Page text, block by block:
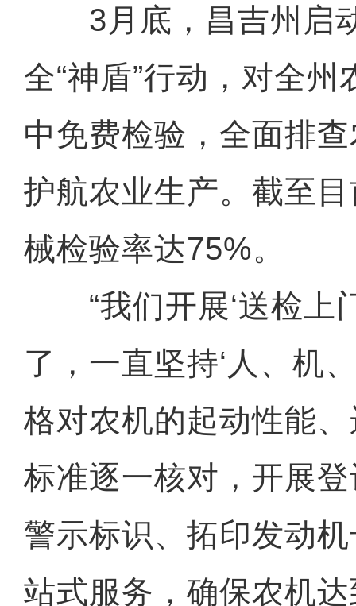
3月底，昌吉州启
全“神盾”行动，对全
中免费检验，全面排
护航农业生产。截至
械检验率达75%。
“我们开展‘送检上
了，一直坚持‘人、机
格对农机的起动性能
标准逐一核对，开展
警示标识、拓印发动
站式服务，确保农机